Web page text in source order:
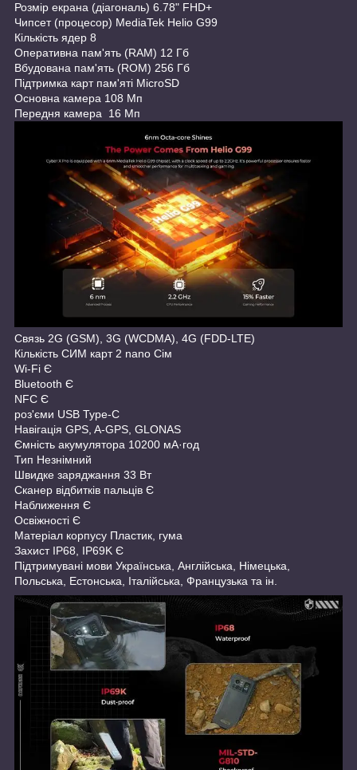
Розмір екрана (діагональ) 6.78" FHD+
Чипсет (процесор) MediaTek Helio G99
Кількість ядер 8
Оперативна пам'ять (RAM) 12 Гб
Вбудована пам'ять (ROM) 256 Гб
Підтримка карт пам'яті MicroSD
Основна камера 108 Мп
Передня камера 16 Мп
Связь 2G (GSM), 3G (WCDMA), 4G (FDD-LTE)
Кількість СИМ карт 2 nano Сім
Wi-Fi Є
Bluetooth Є
NFC Є
роз'єми USB Type-C
Навігація GPS, A-GPS, GLONAS
Ємність акумулятора 10200 мА·год
Тип Незнімний
Швидке заряджання 33 Вт
Сканер відбитків пальців Є
Наближення Є
Освіжності Є
Матеріал корпусу Пластик, гума
Захист IP68, IP69K Є
Підтримувані мови Українська, Англійська, Німецька,
Польська, Естонська, Італійська, Французька та ін.